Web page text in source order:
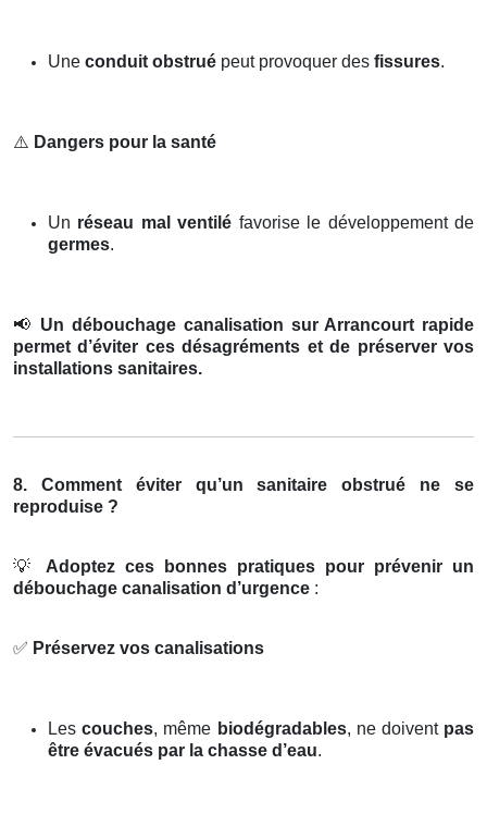
Une conduit obstrué peut provoquer des fissures.
⚠️ Dangers pour la santé
Un réseau mal ventilé favorise le développement de
germes.
📢 Un débouchage canalisation sur Arrancourt rapide
permet d’éviter ces désagréments et de préserver vos
installations sanitaires.
8. Comment éviter qu’un sanitaire obstrué ne se
reproduise ?
💡
Adoptez ces bonnes pratiques pour prévenir un
débouchage canalisation d’urgence :
✅ Préservez vos canalisations
Lescouches, même biodégradables, ne doivent pas
être évacués par la chasse d’eau.